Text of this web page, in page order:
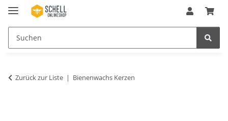
Zurück zur Liste Bienenwachs Kerzen